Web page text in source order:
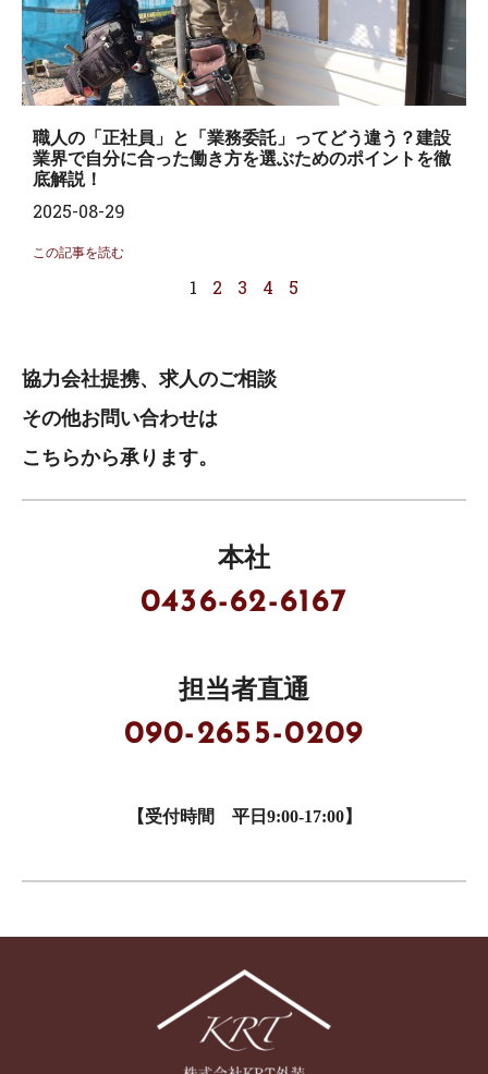
職人の「正社員」と「業務委託」ってどう違う？建設
業界で自分に合った働き方を選ぶためのポイントを徹
底解説！
2025-08-29
この記事を読む
1 2 3 4 5
協力会社提携、求人のご相談
その他お問い合わせは
こちらから承ります。
本社
0436-62-6167
担当者直通
090-2655-0209
【受付時間 平日9:00-17:00】